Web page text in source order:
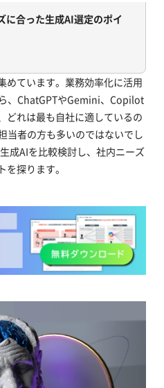
に合った生成AI選定のポイ
めています。業務効率化に活用
、ChatGPTやGemini、Copilot
どれは最も自社に適しているの
者の方も多いのではないでし
成AIを比較検討し、社内ニーズ
探ります。